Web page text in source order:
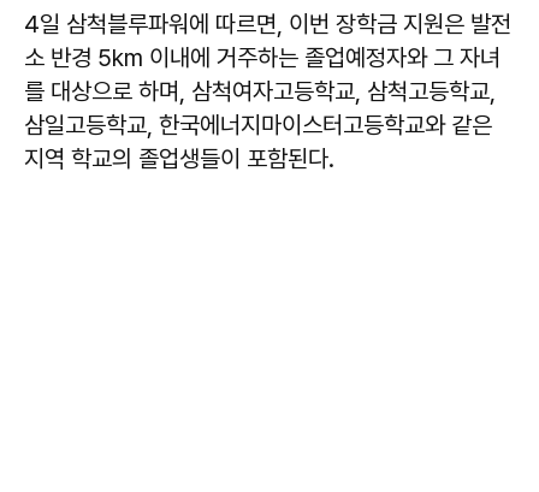
4일 삼척블루파워에 따르면, 이번 장학금 지원은 발전
소 반경 5km 이내에 거주하는 졸업예정자와 그 자녀
를 대상으로 하며, 삼척여자고등학교, 삼척고등학교,
삼일고등학교, 한국에너지마이스터고등학교와 같은
지역 학교의 졸업생들이 포함된다.